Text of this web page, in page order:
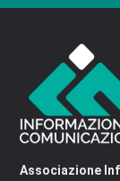
Associazione